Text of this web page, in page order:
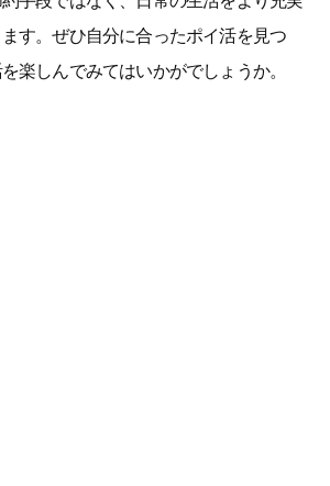
す。ぜひ自分に合ったポイ活を見つ
楽しんでみてはいかがでしょうか。